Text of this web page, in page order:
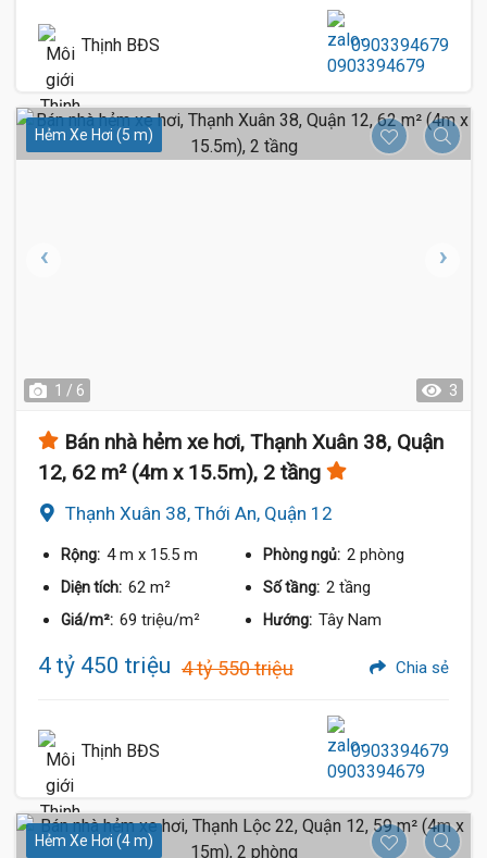
Thịnh BĐS 0903394679
Hẻm Xe Hơi (5 m)
1 / 6 3
Bán nhà hẻm xe hơi, Thạnh Xuân 38, Quận
12, 62 m² (4m x 15.5m), 2 tầng
Thạnh Xuân 38, Thới An, Quận 12
Rộng: 4 m x 15.5 m Phòng ngủ: 2 phòng
Diện tích: 62 m² Số tầng: 2 tầng
Giá/m²: 69 triệu/m² Hướng: Tây Nam
4 tỷ 450 triệu 4 tỷ 550 triệu Chia sẻ
Thịnh BĐS 0903394679
Hẻm Xe Hơi (4 m)